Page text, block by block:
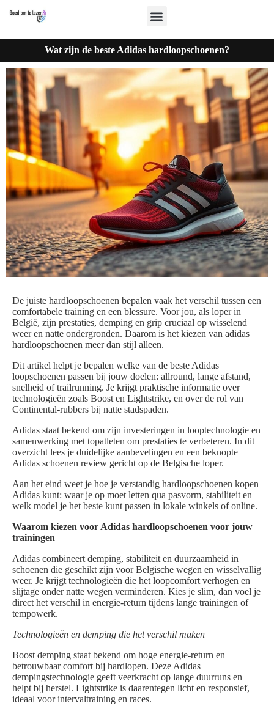
Wat zijn de beste Adidas hardloopschoenen?
De juiste hardloopschoenen bepalen vaak het verschil tussen een
comfortabele training en een blessure. Voor jou, als loper in
België, zijn prestaties, demping en grip cruciaal op wisselend
weer en natte ondergronden. Daarom is het kiezen van adidas
hardloopschoenen meer dan stijl alleen.
Dit artikel helpt je bepalen welke van de beste Adidas
loopschoenen passen bij jouw doelen: allround, lange afstand,
snelheid of trailrunning. Je krijgt praktische informatie over
technologieën zoals Boost en Lightstrike, en over de rol van
Continental-rubbers bij natte stadspaden.
Adidas staat bekend om zijn investeringen in looptechnologie en
samenwerking met topatleten om prestaties te verbeteren. In dit
overzicht lees je duidelijke aanbevelingen en een beknopte
Adidas schoenen review gericht op de Belgische loper.
Aan het eind weet je hoe je verstandig hardloopschoenen kopen
Adidas kunt: waar je op moet letten qua pasvorm, stabiliteit en
welk model je het beste kunt passen in lokale winkels of online.
Waarom kiezen voor Adidas hardloopschoenen voor jouw
trainingen
Adidas combineert demping, stabiliteit en duurzaamheid in
schoenen die geschikt zijn voor Belgische wegen en wisselvallig
weer. Je krijgt technologieën die het loopcomfort verhogen en
slijtage onder natte wegen verminderen. Kies je slim, dan voel je
direct het verschil in energie-return tijdens lange trainingen of
tempowerk.
Technologieën en demping die het verschil maken
Boost demping staat bekend om hoge energie-return en
betrouwbaar comfort bij hardlopen. Deze Adidas
dempingstechnologie geeft veerkracht op lange duurruns en
helpt bij herstel. Lightstrike is daarentegen licht en responsief,
ideaal voor intervaltraining en races.